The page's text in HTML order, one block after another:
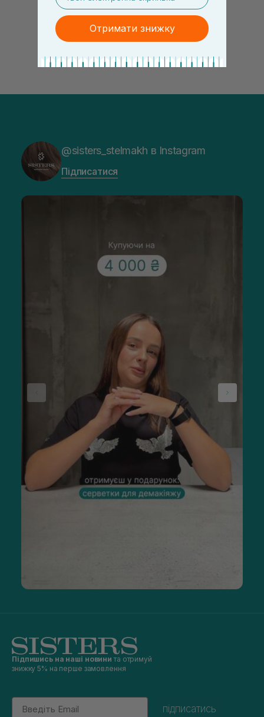
@sisters_stelmakh в Instagram
Підписатися
Підпишись на наші новини та отримуй
знижку 5% на перше замовлення
Email
підписатись
Отримати знижку